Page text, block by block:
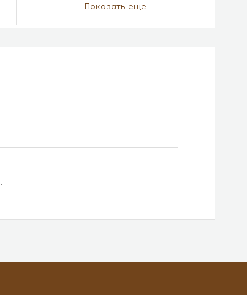
Показать еще